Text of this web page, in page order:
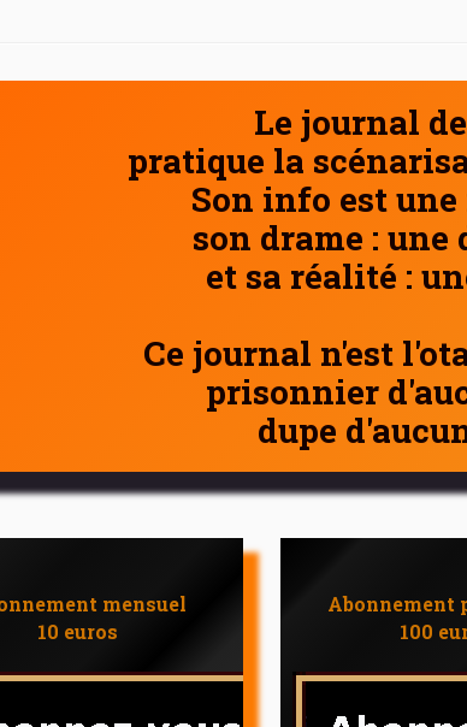
Le journal
pratique la
Son info est
son drame :
et sa réalité :
Ce journal n'est
prisonnier
dupe
mensuel
10 euros
Abonnement
100